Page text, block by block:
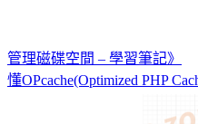
管理磁碟空間 – 學習筆記》
懂OPcache(Optimized PHP